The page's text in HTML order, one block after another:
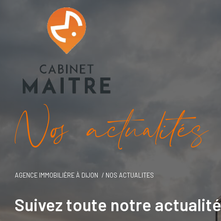
No actuaiés
AGENCE IMMOBILIÈRE À DIJON NOS ACTUALITES
Suivez toute notre actualité